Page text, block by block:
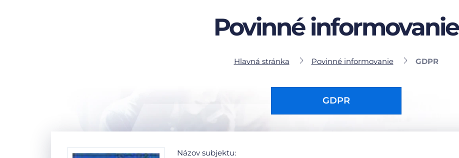
Povinné informovanie
Hlavná stránka Povinné informovanie GDPR
GDPR
Názov subjektu: